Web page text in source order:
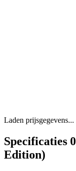
Laden prijsgegevens...
Specificaties
Edition)